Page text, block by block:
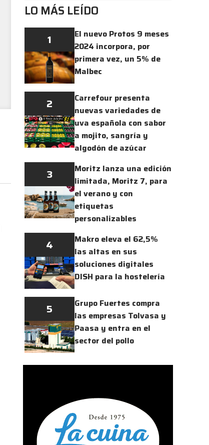
LO MÁS LEÍDO
1
El nuevo Protos 9 meses
2024 incorpora, por
primera vez, un 5% de
Malbec
2
Carrefour presenta
nuevas variedades de
uva española con sabor
a mojito, sangría y
algodón de azúcar
3
Moritz lanza una edición
limitada, Moritz 7, para
el verano y con
etiquetas
personalizables
4
Makro eleva el 62,5%
las altas en sus
soluciones digitales
DISH para la hostelería
5
Grupo Fuertes compra
las empresas Tolvasa y
Paasa y entra en el
sector del pollo